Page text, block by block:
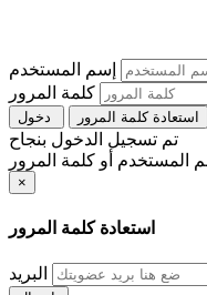
إسم المستخدم
كلمة المرور
استعادة كلمة المرور
تم تسجيل الدخول بنجاح
×
استعادة كلمة المرور
البريد